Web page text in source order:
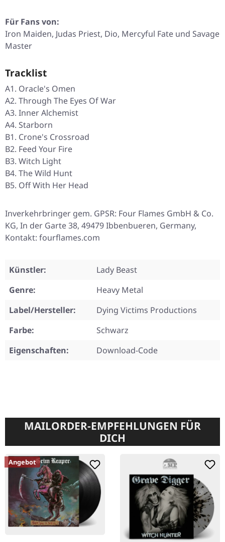
Für Fans von:
Iron Maiden, Judas Priest, Dio, Mercyful Fate und Savage
Master
Tracklist
A1. Oracle's Omen
A2. Through The Eyes Of War
A3. Inner Alchemist
A4. Starborn
B1. Crone's Crossroad
B2. Feed Your Fire
B3. Witch Light
B4. The Wild Hunt
B5. Off With Her Head
Inverkehrbringer gem. GPSR: Four Flames GmbH & Co.
KG, In der Garte 38, 49479 Ibbenbueren, Germany,
Kontakt: fourflames.com
Künstler:
Lady Beast
Genre:
Heavy Metal
Label/Hersteller:
Dying Victims Productions
Farbe:
Schwarz
Eigenschaften:
Download-Code
MAILORDER-EMPFEHLUNGEN FÜR
DICH
Angebot